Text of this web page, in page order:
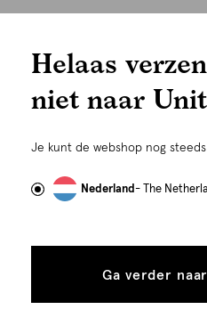
fantastischeparty
Helaas
niet naar
Je kunt de webshop nog
Nederland- The
Ga verder